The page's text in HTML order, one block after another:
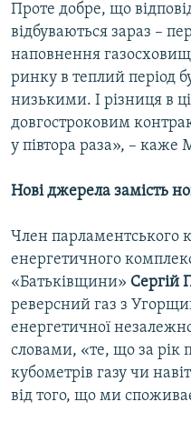
Проте добре, що
відбуваються зараз –
наповнення
ринку в теплий період
низькими. І різниця в
довгостроковим
у півтора раза», – каже
Нові джерела замість
Член парламентського
енергетичного
«Батьківщини» Сергій
реверсний газ з
енергетичної
словами, «те, що за рік
кубометрів газу чи
від того, що ми